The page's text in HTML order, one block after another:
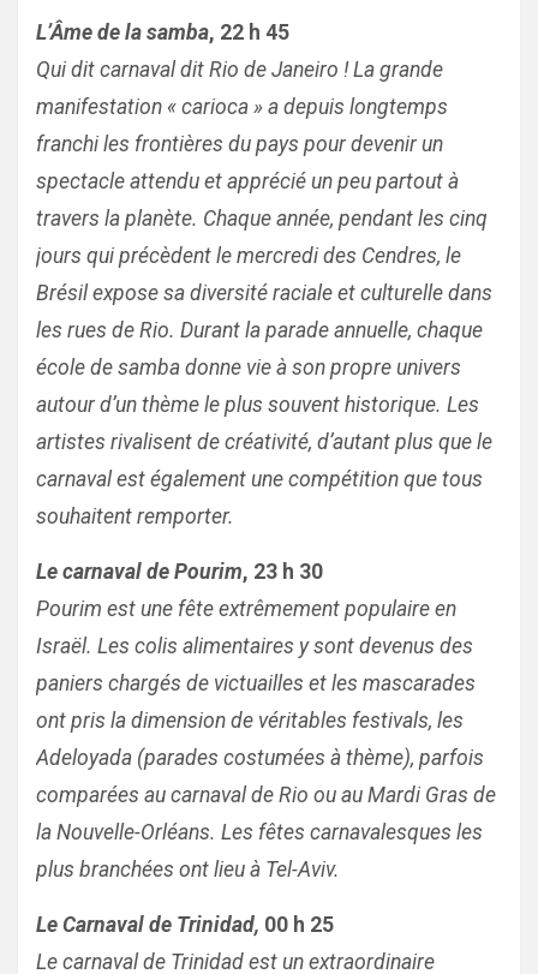
L’Âme de la samba, 22 h 45
Qui dit carnaval dit Rio de Janeiro ! La grande
manifestation « carioca » a depuis longtemps
franchi les frontières du pays pour devenir un
spectacle attendu et apprécié un peu partout à
travers la planète. Chaque année, pendant les cinq
jours qui précèdent le mercredi des Cendres, le
Brésil expose sa diversité raciale et culturelle dans
les rues de Rio. Durant la parade annuelle, chaque
école de samba donne vie à son propre univers
autour d’un thème le plus souvent historique. Les
artistes rivalisent de créativité, d’autant plus que le
carnaval est également une compétition que tous
souhaitent remporter.
Le carnaval de Pourim, 23 h 30
Pourim est une fête extrêmement populaire en
Israël. Les colis alimentaires y sont devenus des
paniers chargés de victuailles et les mascarades
ont pris la dimension de véritables festivals, les
Adeloyada (parades costumées à thème), parfois
comparées au carnaval de Rio ou au Mardi Gras de
la Nouvelle-Orléans. Les fêtes carnavalesques les
plus branchées ont lieu à Tel-Aviv.
Le Carnaval de Trinidad, 00 h 25
Le carnaval de Trinidad est un extraordinaire